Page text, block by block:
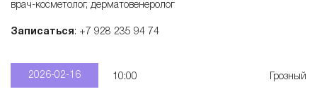
врач-косметолог, дерматовенеролог
Записаться: +7 928 235 94 74
2026-02-16 10:00 Грозный